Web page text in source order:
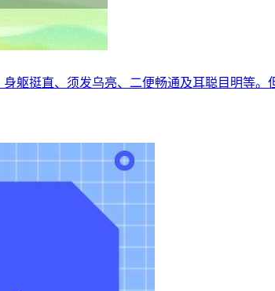
躯挺直、须发乌亮、二便畅通及耳聪目明等。